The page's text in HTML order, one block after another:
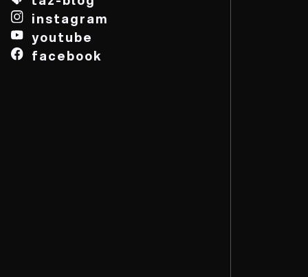
instagram
youtube
facebook